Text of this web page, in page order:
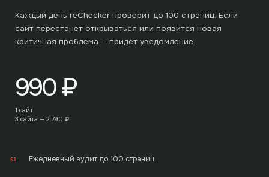
Каждый день reChecker проверит до 100 страниц. Если
сайт перестанет открываться или появится новая
критичная проблема — придёт уведомление.
990₽
1 сайт
3 сайта — 2 790 ₽
01 Ежедневный аудит до 100 страниц